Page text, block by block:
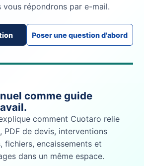
répondrons par e-mail.
Poser une question d'abord
comme guide
comment Cuotaro relie
PDF de devis, interventions
fichiers, encaissements et
dans un même espace.